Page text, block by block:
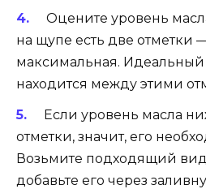
Оцените уровень
на щупе есть две отметки
максимальная. Идеальный
находится между этими
Если уровень масла
отметки, значит, его
Возьмите подходящий вид
добавьте его через